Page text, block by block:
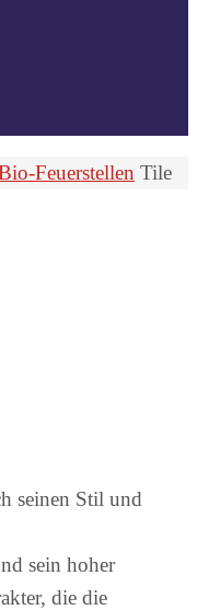
Feuerstellen Tile
seinen Stil und
sein hoher
die die